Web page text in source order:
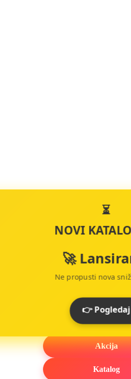
⏳
NOVI
🚀
Ne propusti nova
👉 Pogledaj
Akcija
Katalog